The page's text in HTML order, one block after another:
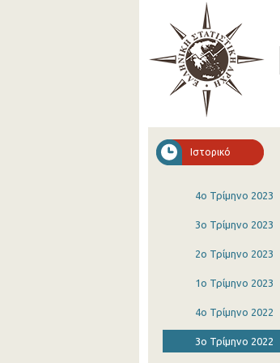
Ιστορικό
4o Τρίμηνο 2023
3o Τρίμηνο 2023
2o Τρίμηνο 2023
1o Τρίμηνο 2023
4o Τρίμηνο 2022
3o Τρίμηνο 2022